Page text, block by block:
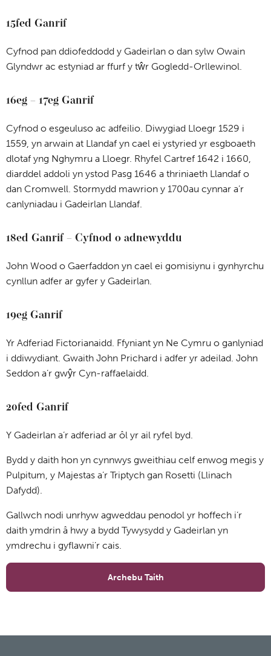
15fed Ganrif
Cyfnod pan ddiofeddodd y Gadeirlan o dan sylw Owain
Glyndwr ac estyniad ar ffurf y tŵr Gogledd-Orllewinol.
16eg – 17eg Ganrif
Cyfnod o esgeuluso ac adfeilio. Diwygiad Lloegr 1529 i
1559, yn arwain at Llandaf yn cael ei ystyried yr esgboaeth
dlotaf yng Nghymru a Lloegr. Rhyfel Cartref 1642 i 1660,
diarddel addoli yn ystod Pasg 1646 a thriniaeth Llandaf o
dan Cromwell. Stormydd mawrion y 1700au cynnar a’r
canlyniadau i Gadeirlan Llandaf.
18ed Ganrif – Cyfnod o adnewyddu
John Wood o Gaerfaddon yn cael ei gomisiynu i gynhyrchu
cynllun adfer ar gyfer y Gadeirlan.
19eg Ganrif
Yr Adferiad Fictorianaidd. Ffyniant yn Ne Cymru o ganlyniad
i ddiwydiant. Gwaith John Prichard i adfer yr adeilad. John
Seddon a’r gwŷr Cyn-raffaelaidd.
20fed Ganrif
Y Gadeirlan a’r adferiad ar ôl yr ail ryfel byd.
Bydd y daith hon yn cynnwys gweithiau celf enwog megis y
Pulpitum, y Majestas a’r Triptych gan Rosetti (Llinach
Dafydd).
Gallwch nodi unrhyw agweddau penodol yr hoffech i’r
daith ymdrin â hwy a bydd Tywysydd y Gadeirlan yn
ymdrechu i gyflawni’r cais.
Archebu Taith